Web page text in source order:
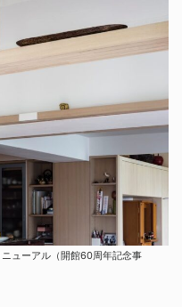
ューアル（開館60周年記念事